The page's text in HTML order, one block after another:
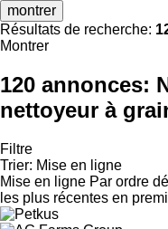
montrer
Résultats de recherche:
Montrer
120 annonces:
nettoyeur à
Filtre
Trier: Mise en ligne
Mise en ligne Par ordre
les plus récentes en